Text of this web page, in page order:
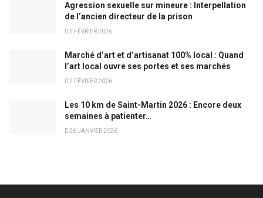
Agression sexuelle sur mineure : Interpellation
de l’ancien directeur de la prison
5 FÉVRIER 2026
Marché d’art et d’artisanat 100% local : Quand
l’art local ouvre ses portes et ses marchés
2 FÉVRIER 2026
Les 10 km de Saint-Martin 2026 : Encore deux
semaines à patienter…
26 JANVIER 2026